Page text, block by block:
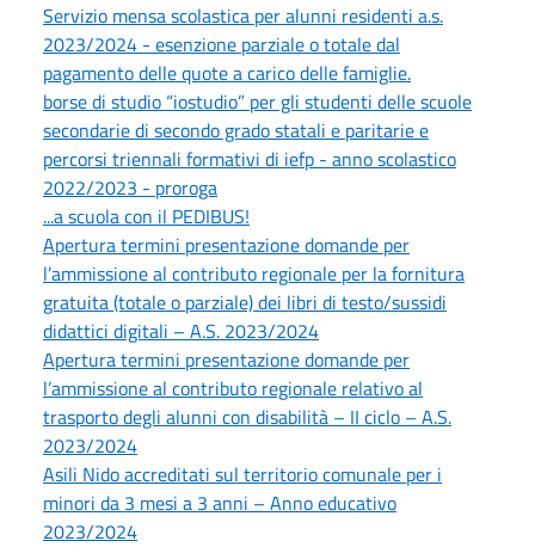
Servizio mensa scolastica per alunni residenti a.s.
2023/2024 - esenzione parziale o totale dal
pagamento delle quote a carico delle famiglie.
borse di studio “iostudio” per gli studenti delle scuole
secondarie di secondo grado statali e paritarie e
percorsi triennali formativi di iefp - anno scolastico
2022/2023 - proroga
...a scuola con il PEDIBUS!
Apertura termini presentazione domande per
l’ammissione al contributo regionale per la fornitura
gratuita (totale o parziale) dei libri di testo/sussidi
didattici digitali – A.S. 2023/2024
Apertura termini presentazione domande per
l’ammissione al contributo regionale relativo al
trasporto degli alunni con disabilità – II ciclo – A.S.
2023/2024
Asili Nido accreditati sul territorio comunale per i
minori da 3 mesi a 3 anni – Anno educativo
2023/2024